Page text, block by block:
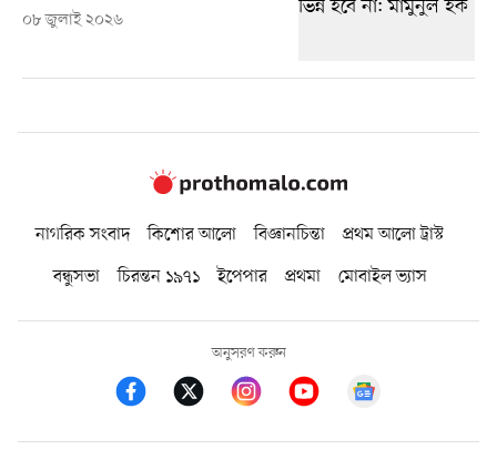
০৮ জুলাই ২০২৬
নাগরিক সংবাদ কিশোর আলো বিজ্ঞানচিন্তা
প্রথম আলো ট্রাস্ট
বন্ধুসভা
চিরন্তন ১৯৭১ ইপেপার প্রথমা মোবাইল ভ্যাস
অনুসরণ করুন